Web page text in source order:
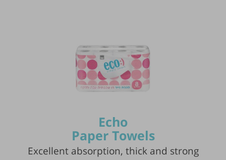
Echo
Paper Towels
Excellent absorption, thick and strong
Publication of the tip is subject to the
discretion of the webmaster.